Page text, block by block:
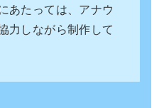
あたっては、アナウ
力しながら制作して